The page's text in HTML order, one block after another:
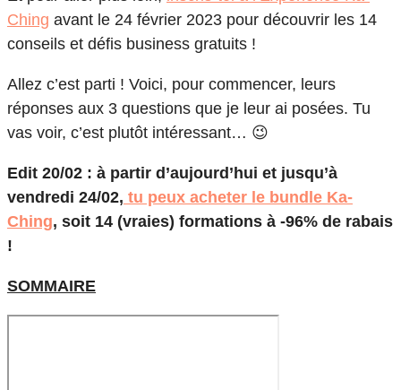
Ching avant le 24 février 2023 pour découvrir les 14
conseils et défis business gratuits !
Allez c’est parti ! Voici, pour commencer, leurs
réponses aux 3 questions que je leur ai posées. Tu
vas voir, c’est plutôt intéressant… 😉
Edit 20/02 : à partir d’aujourd’hui et jusqu’à
vendredi 24/02, tu peux acheter le bundle Ka-
Ching, soit 14 (vraies) formations à -96% de rabais
!
SOMMAIRE